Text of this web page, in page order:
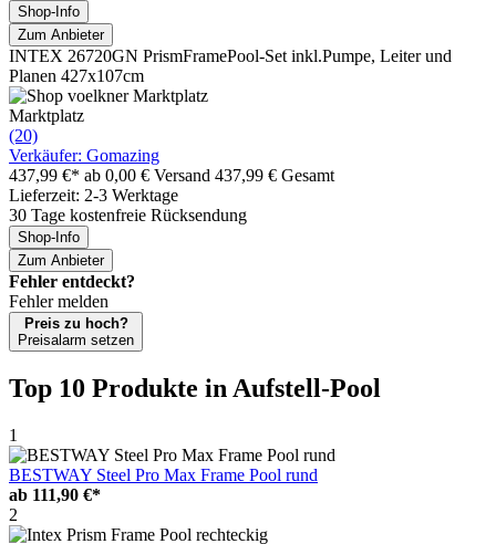
Shop-Info
Zum Anbieter
INTEX 26720GN PrismFramePool-Set inkl.Pumpe, Leiter und
Planen 427x107cm
Marktplatz
(20)
Verkäufer: Gomazing
437,99 €* ab 0,00 € Versand 437,99 € Gesamt
Lieferzeit: 2-3 Werktage
30 Tage kostenfreie Rücksendung
Shop-Info
Zum Anbieter
Fehler entdeckt?
Fehler melden
Preis zu hoch?
Preisalarm setzen
Top 10 Produkte in Aufstell-Pool
1
BESTWAY Steel Pro Max Frame Pool rund
ab 111,90 €*
2